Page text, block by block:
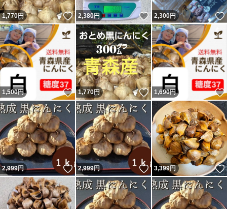
1,770円 いいね！
2,380円 いいね！
2,300円
1,500円 いいね！
1,770円 いいね！
1,690円
2,999円 いいね！
2,999円 いいね！
3,399円